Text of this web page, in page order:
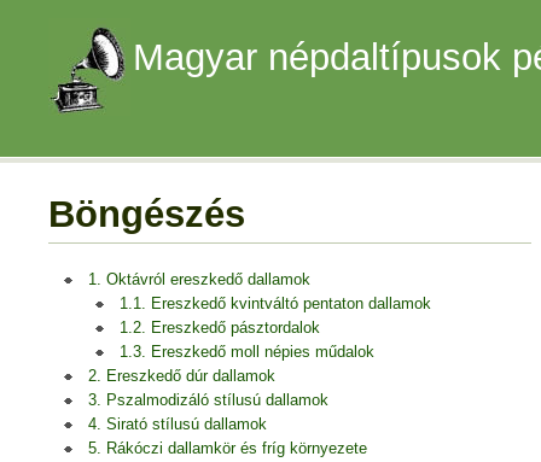
Magyar népdaltípusok
Böngészés
1. Oktávról ereszkedő dallamok
1.1. Ereszkedő kvintváltó pentaton dallamok
1.2. Ereszkedő pásztordalok
1.3. Ereszkedő moll népies műdalok
2. Ereszkedő dúr dallamok
3. Pszalmodizáló stílusú dallamok
4. Sirató stílusú dallamok
5. Rákóczi dallamkör és fríg környezete